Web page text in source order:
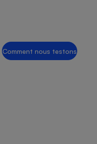
Comment nous testons